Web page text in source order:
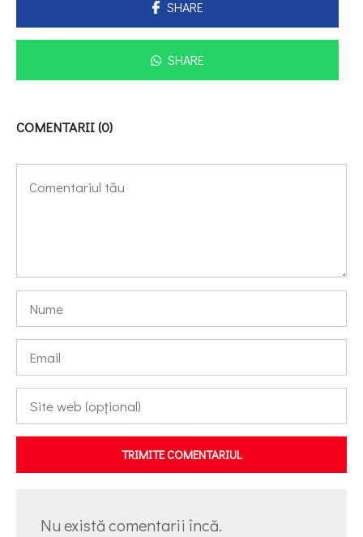
SHARE
SHARE
COMENTARII (0)
TRIMITE COMENTARIUL
Nu există comentarii încă.